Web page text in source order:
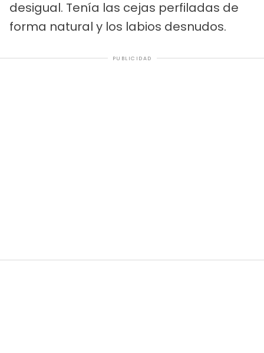
desigual. Tenía las cejas perfiladas de
forma natural y los labios desnudos.
PUBLICIDAD